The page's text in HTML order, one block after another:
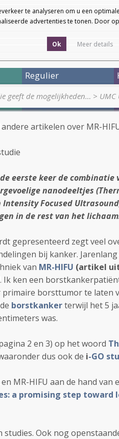
te analyseren om u een
advertenties te tonen. Door
Ok Meer details
Regulier
geeft de mogelijkheden… >
artikelen over MR-
eerste keer de combinatie
nanodeeltjes
Intensity Focused
in de rest van het
gepresenteerd zegt veel
bij kanker.
van MR-HIFU (artikel
ken een
borsttumor te laten
borstkankerterwijl het 5
was.
2 en 3) op het woord
dus ook de i-GO
MR-HIFU aan de hand van
a promising step toward
studies. Ook nog